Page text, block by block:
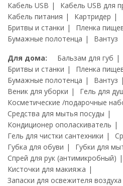
Кабель USB
Кабель USB для
Кабель питания
Картридер
Бритвы и станки
Пленка
Бумажные полотенца
Вантуз
Для дома:
Бальзам для губ
Бритвы и станки
Пленка
Бумажные полотенца
Вантуз
Веник для уборки
Гель для
Косметические /подарочные
Средства для мытья посуды
Кондиционер ополаскиватель
Гель для чистки сантехники
Губка для обуви
Губки для
Спрей для рук (антимикробный)
Кисточки для макияжа
Запаски для освежителя воздуха